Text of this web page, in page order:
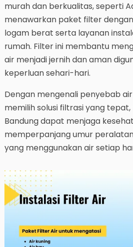
murah dan berkualitas, seperti
menawarkan paket filter
logam berat serta layanan
rumah. Filter ini membantu
air menjadi jernih dan aman
keperluan sehari-hari.
Dengan mengenali penyebab
memilih solusi filtrasi yang
Bandung dapat menjaga
memperpanjang umur
yang menggunakan air setiap